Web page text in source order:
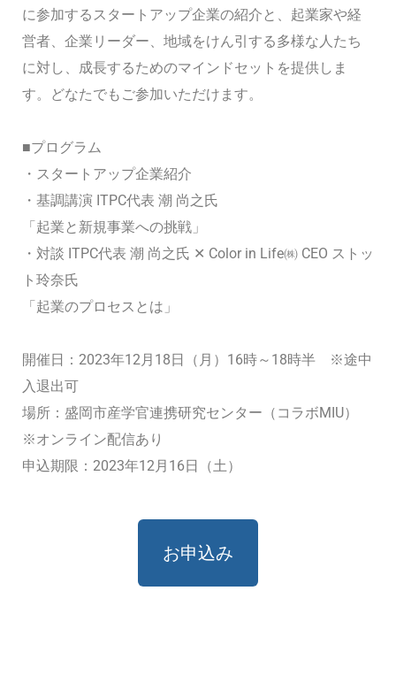
に参加するスタートアップ企業の紹介と、起業家や経
営者、企業リーダー、地域をけん引する多様な人たち
に対し、成長するためのマインドセットを提供しま
す。どなたでもご参加いただけます。
■プログラム
・スタートアップ企業紹介
・基調講演 ITPC代表 潮 尚之氏
「起業と新規事業への挑戦」
・対談 ITPC代表 潮 尚之氏 ✕ Color in Life㈱ CEO ストッ
ト玲奈氏
「起業のプロセスとは」
開催日：2023年12月18日（月）16時～18時半 ※途中
入退出可
場所：盛岡市産学官連携研究センター（コラボMIU）
※オンライン配信あり
申込期限：2023年12月16日（土）
お申込み